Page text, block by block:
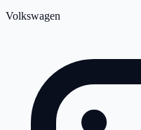
Volkswagen